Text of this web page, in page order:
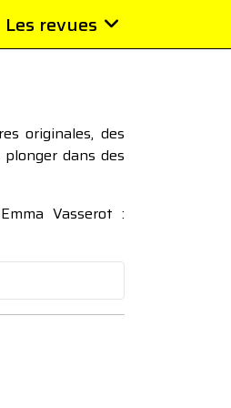
Les revues
originales, des
dans des
Vasserot :